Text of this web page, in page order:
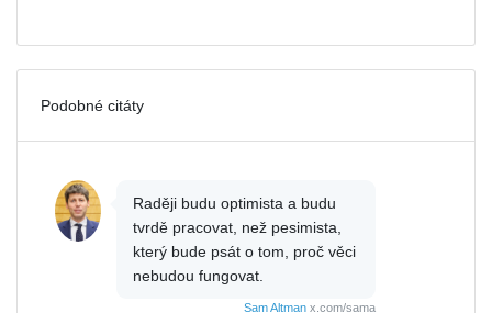
Podobné citáty
Raději budu optimista a budu
tvrdě pracovat, než pesimista,
který bude psát o tom, proč věci
nebudou fungovat.
Sam Altman x.com/sama